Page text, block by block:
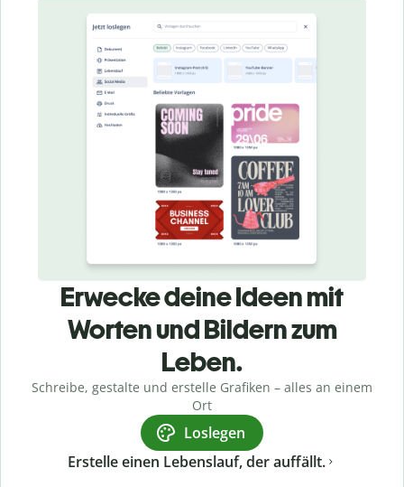
Erwecke deine Ideen mit
Worten und Bildern zum
Leben.
Schreibe, gestalte und erstelle Grafiken – alles an einem
Ort
Loslegen
Erstelle einen Lebenslauf, der auffällt.